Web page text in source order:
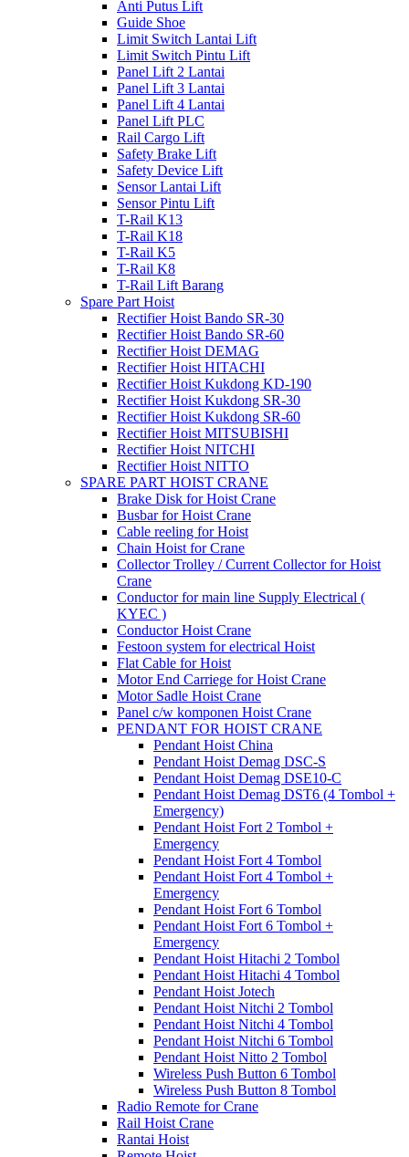
Anti Putus Lift
Guide Shoe
Limit Switch Lantai Lift
Limit Switch Pintu Lift
Panel Lift 2 Lantai
Panel Lift 3 Lantai
Panel Lift 4 Lantai
Panel Lift PLC
Rail Cargo Lift
Safety Brake Lift
Safety Device Lift
Sensor Lantai Lift
Sensor Pintu Lift
T-Rail K13
T-Rail K18
T-Rail K5
T-Rail K8
T-Rail Lift Barang
Spare Part Hoist
Rectifier Hoist Bando SR-30
Rectifier Hoist Bando SR-60
Rectifier Hoist DEMAG
Rectifier Hoist HITACHI
Rectifier Hoist Kukdong KD-190
Rectifier Hoist Kukdong SR-30
Rectifier Hoist Kukdong SR-60
Rectifier Hoist MITSUBISHI
Rectifier Hoist NITCHI
Rectifier Hoist NITTO
SPARE PART HOIST CRANE
Brake Disk for Hoist Crane
Busbar for Hoist Crane
Cable reeling for Hoist
Chain Hoist for Crane
Collector Trolley / Current Collector for Hoist
Crane
Conductor for main line Supply Electrical (
KYEC )
Conductor Hoist Crane
Festoon system for electrical Hoist
Flat Cable for Hoist
Motor End Carriege for Hoist Crane
Motor Sadle Hoist Crane
Panel c/w komponen Hoist Crane
PENDANT FOR HOIST CRANE
Pendant Hoist China
Pendant Hoist Demag DSC-S
Pendant Hoist Demag DSE10-C
Pendant Hoist Demag DST6 (4 Tombol +
Emergency)
Pendant Hoist Fort 2 Tombol +
Emergency
Pendant Hoist Fort 4 Tombol
Pendant Hoist Fort 4 Tombol +
Emergency
Pendant Hoist Fort 6 Tombol
Pendant Hoist Fort 6 Tombol +
Emergency
Pendant Hoist Hitachi 2 Tombol
Pendant Hoist Hitachi 4 Tombol
Pendant Hoist Jotech
Pendant Hoist Nitchi 2 Tombol
Pendant Hoist Nitchi 4 Tombol
Pendant Hoist Nitchi 6 Tombol
Pendant Hoist Nitto 2 Tombol
Wireless Push Button 6 Tombol
Wireless Push Button 8 Tombol
Radio Remote for Crane
Rail Hoist Crane
Rantai Hoist